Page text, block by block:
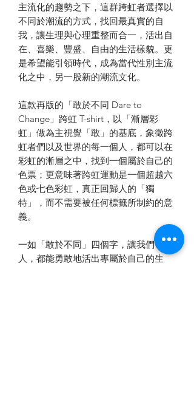
主流化的趨勢之下，這群跨虹者選擇以
不同於潮流的方式，找回最真實的自
我，讓生理與心理重整而合一，活出自
在、喜樂、豐盛、自由的生活樣貌。更
是希望能引領時代，成為當代性別主流
化之中，另一股新的潮流文化。
這款再版的「敢於不同 Dare to
Change」跨虹 T-shirt，以「漸層彩
虹」做為主視覺「敢」的基底，象徵跨
虹者們以及世界的每一個人，都可以在
彩虹的漸層之中，找到一個屬於自己的
色票；更意味著跨虹運動是一個超越六
色或七色彩虹，真正回歸人的「獨
特」，而不需要被任何標籤所制約的意
義。
一如「敢於不同」四個字，讓我們每個
人，都能勇敢地活出專屬於自己的生